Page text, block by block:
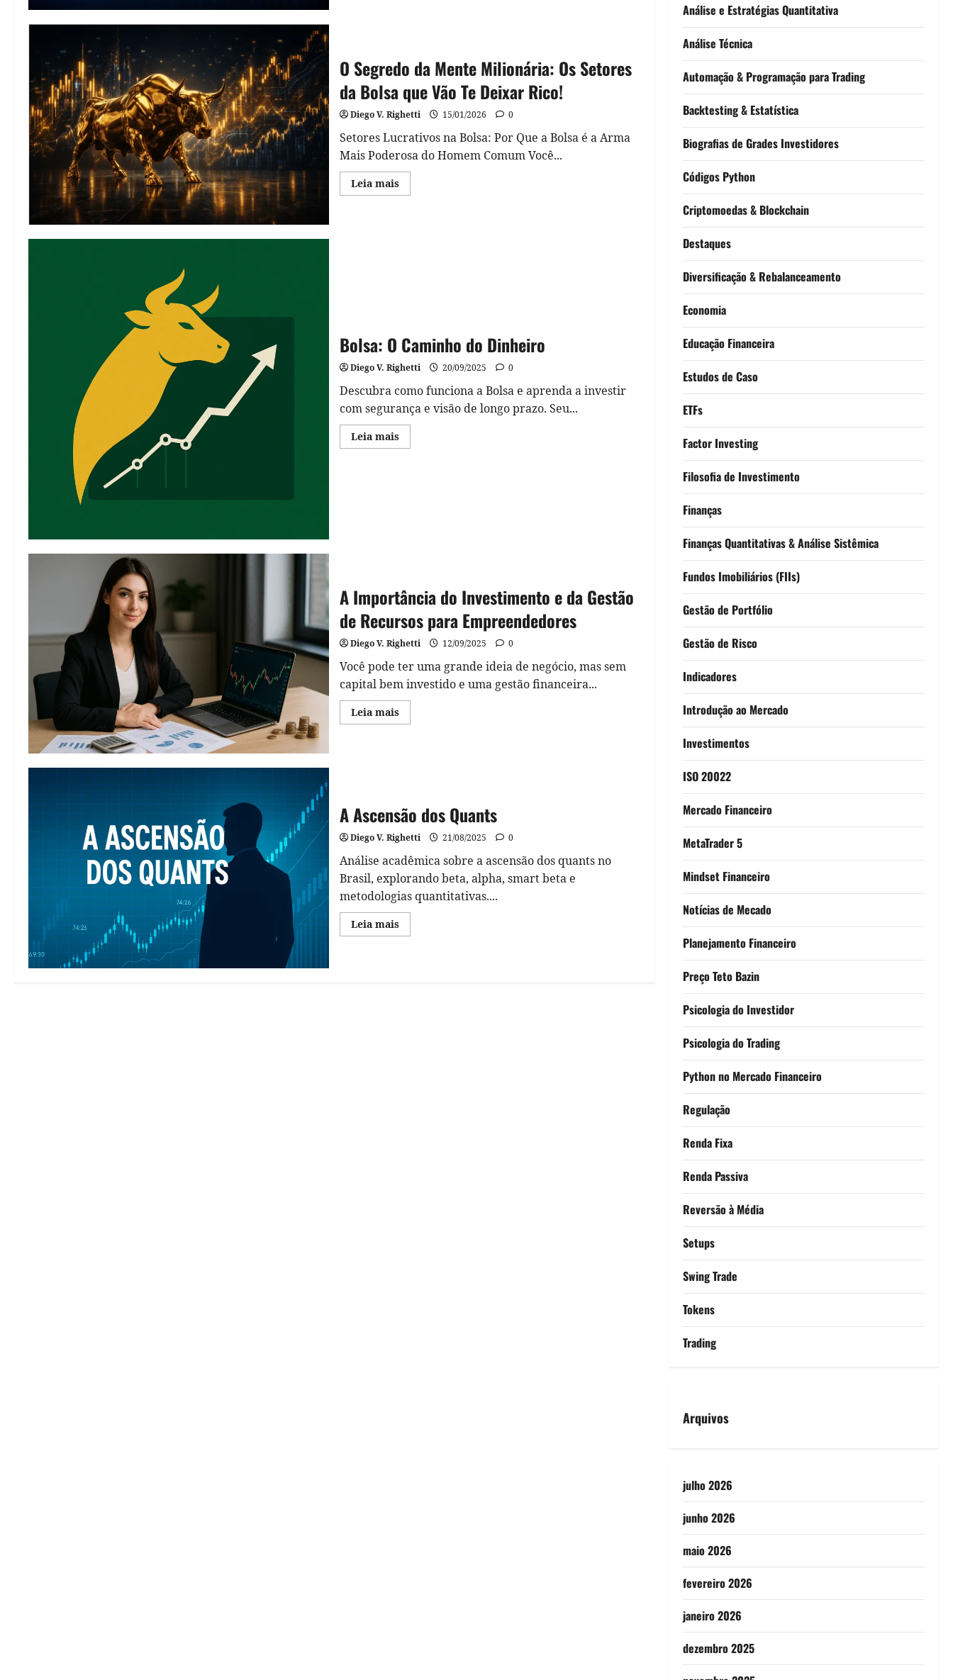
para
investir
O Segredo da Mente Milionária: Os Setores
da Bolsa que Vão Te Deixar Rico!
Diego V. Righetti 15/01/2026 0
Setores Lucrativos na Bolsa: Por Que a Bolsa é a Arma
Mais Poderosa do Homem Comum Você...
Leia maisRead
more
Rico!
Bolsa: O Caminho do Dinheiro
Diego V. Righetti 20/09/2025 0
Descubra como funciona a Bolsa e aprenda a investir
com segurança e visão de longo prazo. Seu...
Leia maisRead
more
A Importância do Investimento e da Gestão
de Recursos para Empreendedores
Diego V. Righetti 12/09/2025 0
Você pode ter uma grande ideia de negócio, mas sem
capital bem investido e uma gestão financeira...
Leia maisRead
more
de
Recursos
para
Empreendedores
A Ascensão dos Quants
Diego V. Righetti 21/08/2025 0
Análise acadêmica sobre a ascensão dos quants no
Brasil, explorando beta, alpha, smart beta e
metodologias quantitativas....
Leia maisRead
more
Análise e Estratégias Quantitativa
Análise Técnica
Automação & Programação para Trading
Backtesting & Estatística
Biografias de Grades Investidores
Códigos Python
Criptomoedas & Blockchain
Destaques
Diversificação & Rebalanceamento
Economia
Educação Financeira
Estudos de Caso
ETFs
Factor Investing
Filosofia de Investimento
Finanças
Finanças Quantitativas & Análise Sistêmica
Fundos Imobiliários (FIIs)
Gestão de Portfólio
Gestão de Risco
Indicadores
Introdução ao Mercado
Investimentos
ISO 20022
Mercado Financeiro
MetaTrader 5
Mindset Financeiro
Notícias de Mecado
Planejamento Financeiro
Preço Teto Bazin
Psicologia do Investidor
Psicologia do Trading
Python no Mercado Financeiro
Regulação
Renda Fixa
Renda Passiva
Reversão à Média
Setups
Swing Trade
Tokens
Trading
Arquivos
julho 2026
junho 2026
maio 2026
fevereiro 2026
janeiro 2026
dezembro 2025